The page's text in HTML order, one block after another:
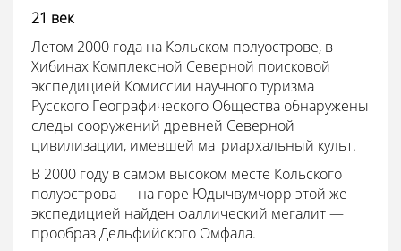
21 век
Летом 2000 года на Кольском полуострове, в
Хибинах Комплексной Северной поисковой
экспедицией Комиссии научного туризма
Русского Географического Общества обнаружены
следы сооружений древней Северной
цивилизации, имевшей матриархальный культ.
В 2000 году в самом высоком месте Кольского
полуострова — на горе Юдычвумчорр этой же
экспедицией найден фаллический мегалит —
прообраз Дельфийского Омфала.